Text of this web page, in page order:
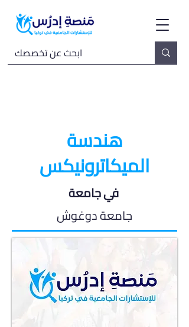
هندسة
الميكاترونيكس
في جامعة
جامعة دوغوش